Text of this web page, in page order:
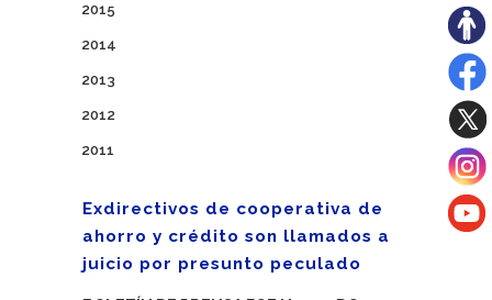
2015
2014
2013
2012
2011
Exdirectivos de cooperativa de
ahorro y crédito son llamados a
juicio por presunto peculado